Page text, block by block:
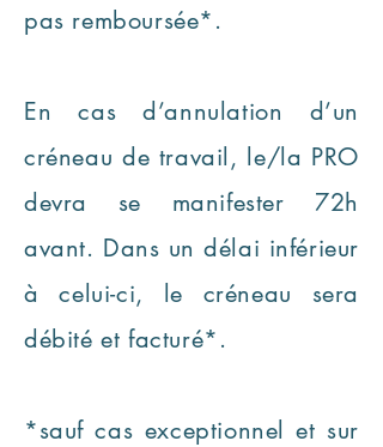
pas remboursée*.
En cas d’annulation d’un
créneau de travail, le/la PRO
devra se manifester 72h
avant. Dans un délai inférieur
à celui-ci, le créneau sera
débité et facturé*.
*sauf cas exceptionnel et sur